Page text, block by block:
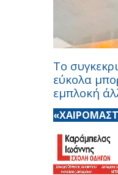
Το
εύκολα
εμπλοκή